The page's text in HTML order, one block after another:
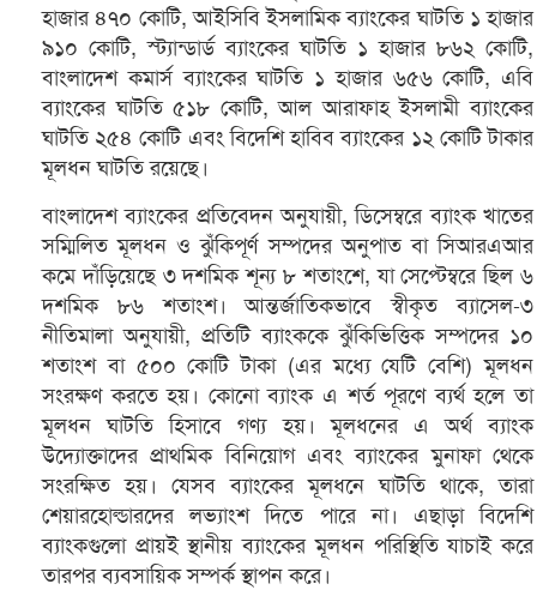
হাজার ৪৭০ কোটি, আইসিবি ইসলামিক ব্যাংকের ঘাটতি ১ হাজার
৯১০ কোটি, স্ট্যান্ডার্ড ব্যাংকের ঘাটতি ১ হাজার ৮৬২ কোটি,
বাংলাদেশ কমার্স ব্যাংকের ঘাটতি ১ হাজার ৬৫৬ কোটি, এবি
ব্যাংকের ঘাটতি ৫১৮ কোটি, আল আরাফাহ ইসলামী ব্যাংকের
ঘাটতি ২৫৪ কোটি এবং বিদেশি হাবিব ব্যাংকের ১২ কোটি টাকার
মূলধন ঘাটতি রয়েছে।
বাংলাদেশ ব্যাংকের প্রতিবেদন অনুযায়ী, ডিসেম্বরে ব্যাংক খাতের
সম্মিলিত মূলধন ও ঝুঁকিপূর্ণ সম্পদের অনুপাত বা সিআরএআর
কমে দাঁড়িয়েছে ৩ দশমিক শূন্য ৮ শতাংশে, যা সেপ্টেম্বরে ছিল ৬
দশমিক ৮৬ শতাংশ। আন্তর্জাতিকভাবে স্বীকৃত ব্যাসেল-৩
নীতিমালা অনুযায়ী, প্রতিটি ব্যাংককে ঝুঁকিভিত্তিক সম্পদের ১০
শতাংশ বা ৫০০ কোটি টাকা (এর মধ্যে যেটি বেশি) মূলধন
সংরক্ষণ করতে হয়। কোনো ব্যাংক এ শর্ত পূরণে ব্যর্থ হলে তা
মূলধন ঘাটতি হিসাবে গণ্য হয়। মূলধনের এ অর্থ ব্যাংক
উদ্যোক্তাদের প্রাথমিক বিনিয়োগ এবং ব্যাংকের মুনাফা থেকে
সংরক্ষিত হয়। যেসব ব্যাংকের মূলধনে ঘাটতি থাকে, তারা
শেয়ারহোল্ডারদের লভ্যাংশ দিতে পারে না। এছাড়া বিদেশি
ব্যাংকগুলো প্রায়ই স্থানীয় ব্যাংকের মূলধন পরিস্থিতি যাচাই করে
তারপর ব্যবসায়িক সম্পর্ক স্থাপন করে।